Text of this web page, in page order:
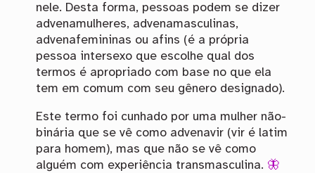
nele. Desta forma, pessoas podem se dizer
advenamulheres, advenamasculinas,
advenafemininas ou afins (é a própria
pessoa intersexo que escolhe qual dos
termos é apropriado com base no que ela
tem em comum com seu gênero designado).
Este termo foi cunhado por uma mulher não-
binária que se vê como advenavir (vir é latim
para homem), mas que não se vê como
alguém com experiência transmasculina. 🦋